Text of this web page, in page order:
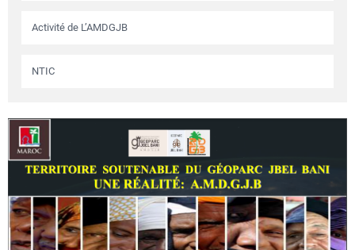
Activité de L’AMDGJB
NTIC